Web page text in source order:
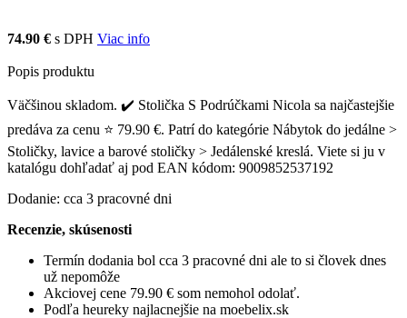
74.90 € s DPH Viac info
Popis produktu
Väčšinou skladom. ✔️ Stolička S Podrúčkami Nicola sa najčastejšie
predáva za cenu ⭐ 79.90 €. Patrí do kategórie Nábytok do jedálne >
Stoličky, lavice a barové stoličky > Jedálenské kreslá. Viete si ju v
katalógu dohľadať aj pod EAN kódom: 9009852537192
Dodanie: cca 3 pracovné dni
Recenzie, skúsenosti
Termín dodania bol cca 3 pracovné dni ale to si človek dnes
už nepomôže
Akciovej cene 79.90 € som nemohol odolať.
Podľa heureky najlacnejšie na moebelix.sk